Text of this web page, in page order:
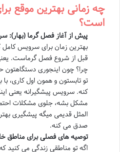
چه زمانی بهترین موقع
است؟
پیش از آغاز فصل گرما (بهار):
بهترین زمان برای سرویس
قبل از شروع فصل گرماست. یعنی
چرا؟ چون اینجوری دستگاهتون
تو تابستون و همون اول کاری،
کنه. سرویس پیشگیرانه یعنی
مشکل بشه، جلوی مشکلات
المثل قدیمی میگه پیشگیری
صدق می کنه.
توصیه های فصلی برای مناطق
اگه تو مناطقی زندگی می کنید